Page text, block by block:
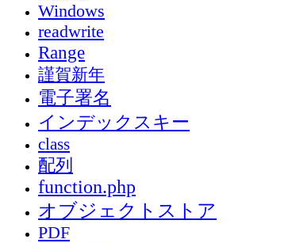
Windows
readwrite
Range
謹賀新年
電子署名
インデックスキー
class
配列
function.php
オブジェクトストア
PDF